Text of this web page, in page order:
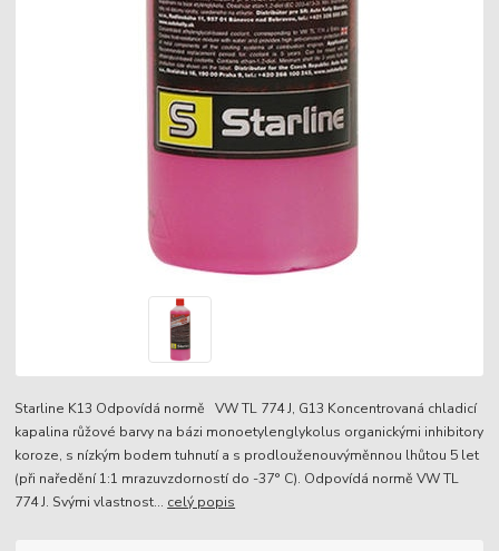
Starline K13 Odpovídá normě VW TL 774 J, G13 Koncentrovaná chladicí
kapalina růžové barvy na bázi monoetylenglykolus organickými inhibitory
koroze, s nízkým bodem tuhnutí a s prodlouženouvýměnnou lhůtou 5 let
(při naředění 1:1 mrazuvzdorností do -37° C). Odpovídá normě VW TL
774 J. Svými vlastnost... celý popis